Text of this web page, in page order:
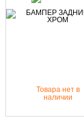
Товара нет в
наличии